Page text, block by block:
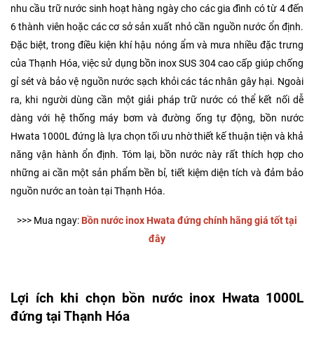
nhu cầu trữ nước sinh hoạt hàng ngày cho các gia đình có từ 4 đến
6 thành viên hoặc các cơ sở sản xuất nhỏ cần nguồn nước ổn định.
Đặc biệt, trong điều kiện khí hậu nóng ẩm và mưa nhiều đặc trưng
của Thạnh Hóa, việc sử dụng bồn inox SUS 304 cao cấp giúp chống
gỉ sét và bảo vệ nguồn nước sạch khỏi các tác nhân gây hại. Ngoài
ra, khi người dùng cần một giải pháp trữ nước có thể kết nối dễ
dàng với hệ thống máy bơm và đường ống tự động, bồn nước
Hwata 1000L đứng là lựa chọn tối ưu nhờ thiết kế thuận tiện và khả
năng vận hành ổn định. Tóm lại, bồn nước này rất thích hợp cho
những ai cần một sản phẩm bền bỉ, tiết kiệm diện tích và đảm bảo
nguồn nước an toàn tại Thạnh Hóa.
>>> Mua ngay:Bồn nước inox Hwata đứng chính hãng giá tốt tại
đây
Lợi ích khi chọn bồn nước inox Hwata 1000L
đứng tại Thạnh Hóa